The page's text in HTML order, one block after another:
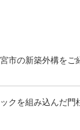
市の新築外構をご
クを組み込んだ門